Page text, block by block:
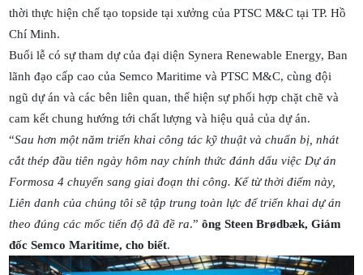
thời thực hiện chế tạo topside tại xưởng của PTSC M&C tại TP. Hồ
Chí Minh.
Buổi lễ có sự tham dự của đại diện Synera Renewable Energy, Ban
lãnh đạo cấp cao của Semco Maritime và PTSC M&C, cùng đội
ngũ dự án và các bên liên quan, thể hiện sự phối hợp chặt chẽ và
cam kết chung hướng tới chất lượng và hiệu quả của dự án.
“Sau hơn một năm triển khai công tác kỹ thuật và chuẩn bị, nhát
cắt thép đầu tiên ngày hôm nay chính thức đánh dấu việc Dự án
Formosa 4 chuyển sang giai đoạn thi công. Kể từ thời điểm này,
Liên danh của chúng tôi sẽ tập trung toàn lực để triển khai dự án
theo đúng các mốc tiến độ đã đề ra.”ông Steen Brødbæk, Giám
đốc Semco Maritime, cho biết.